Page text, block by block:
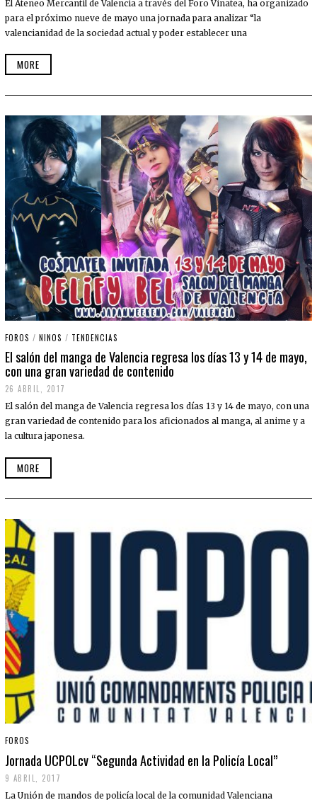
El Ateneo Mercantil de Valencia a través del Foro Vinatea, ha organizado
para el próximo nueve de mayo una jornada para analizar “la
valencianidad de la sociedad actual y poder establecer una
MORE
FOROS / NINOS / TENDENCIAS
El salón del manga de Valencia regresa los días 13 y 14 de mayo,
con una gran variedad de contenido
26 ABRIL, 2017
El salón del manga de Valencia regresa los días 13 y 14 de mayo, con una
gran variedad de contenido para los aficionados al manga, al anime y a
la cultura japonesa.
MORE
FOROS
Jornada UCPOLcv “Segunda Actividad en la Policía Local”
9 ABRIL, 2017
La Unión de mandos de policía local de la comunidad Valenciana